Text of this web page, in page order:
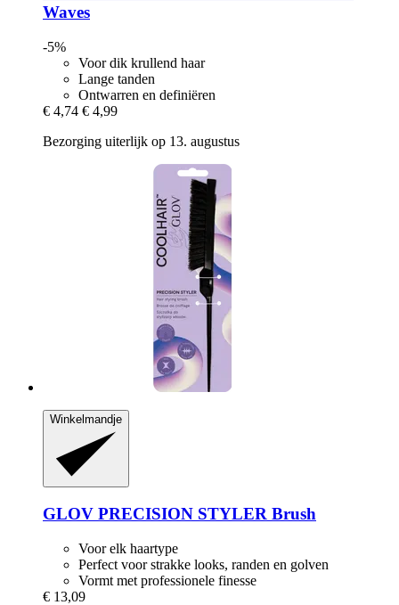
Waves
-5%
Voor dik krullend haar
Lange tanden
Ontwarren en definiëren
€ 4,74 € 4,99
Bezorging uiterlijk op 13. augustus
Winkelmandje
GLOV PRECISION STYLER Brush
Voor elk haartype
Perfect voor strakke looks, randen en golven
Vormt met professionele finesse
€ 13,09